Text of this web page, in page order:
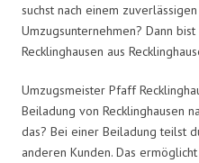
suchst nach einem
Umzugsunternehmen? Dann
Recklinghausen aus
Umzugsmeister Pfaff
Beiladung von Recklinghausen
das? Bei einer Beiladung teilst
anderen Kunden. Das